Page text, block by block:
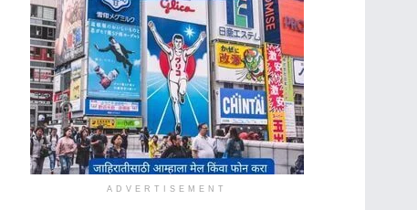
ADVERTISEMENT